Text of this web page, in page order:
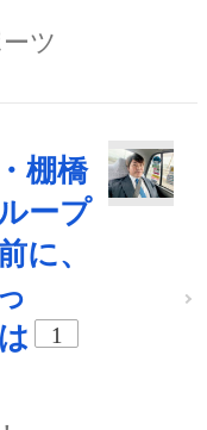
ツ
棚橋
ープ
に、
1